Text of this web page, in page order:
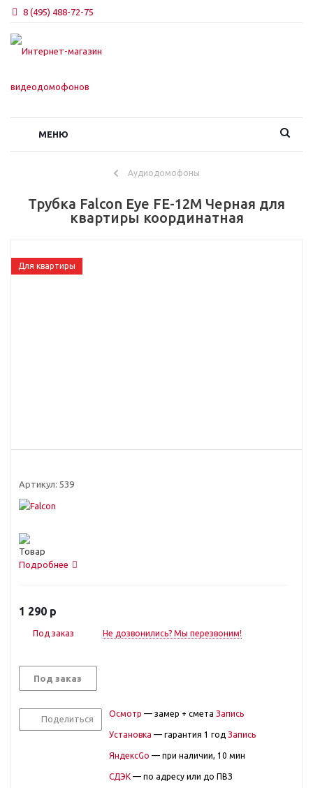
8 (495) 488-72-75
МЕНЮ
Аудиодомофоны
Трубка Falcon Eye FE-12M Черная для
квартиры координатная
Для квартиры
Артикул: 539
Подробнее
1 290 р
Под заказ Не дозвонились? Мы перезвоним!
Под заказ
Поделиться
Осмотр — замер + смета Запись
Установка — гарантия 1 год Запись
ЯндексGo — при наличии, 10 мин
СДЭК — по адресу или до ПВЗ